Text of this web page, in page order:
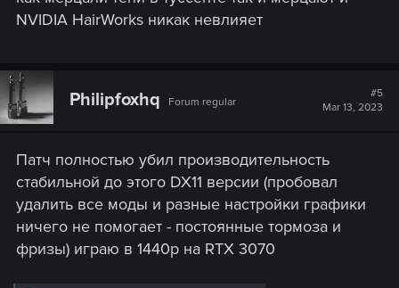
NVIDIA HairWorks никак невлияет
Philipfoxhq Forum regular
#5
Mar 13, 2023
Патч полностью убил производительность
стабильной до этого DX11 версии (пробовал
удалить все моды и разные настройки графики
ничего не помогает - постоянные тормоза и
фризы) играю в 1440p на RTX 3070